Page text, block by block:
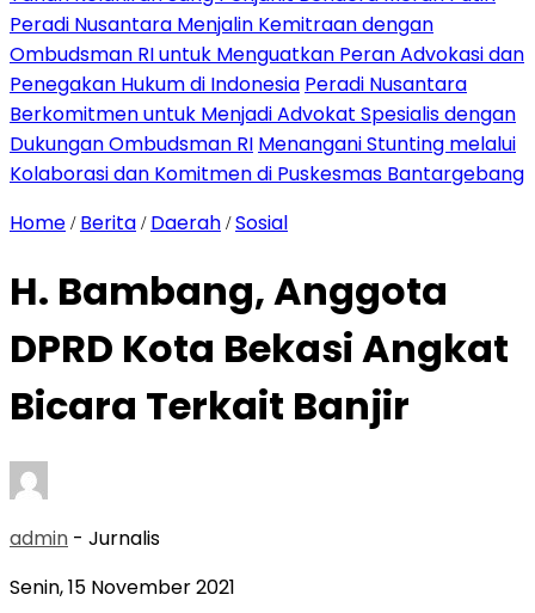
Peradi Nusantara Menjalin Kemitraan dengan
Ombudsman RI untuk Menguatkan Peran Advokasi dan
Penegakan Hukum di Indonesia Peradi Nusantara
Berkomitmen untuk Menjadi Advokat Spesialis dengan
Dukungan Ombudsman RI Menangani Stunting melalui
Kolaborasi dan Komitmen di Puskesmas Bantargebang
Home / Berita / Daerah /Sosial
H. Bambang, Anggota
DPRD Kota Bekasi Angkat
Bicara Terkait Banjir
admin - Jurnalis
Senin, 15 November 2021